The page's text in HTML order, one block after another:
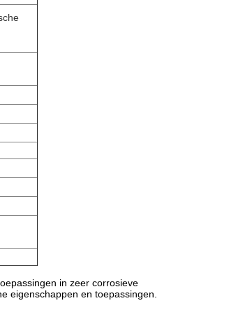
in zeer corrosieve
eigenschappen en toepassingen.